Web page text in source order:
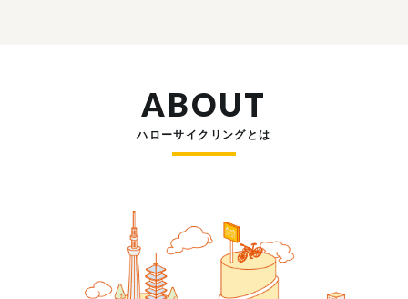
ABOUT
ハローサイクリングとは